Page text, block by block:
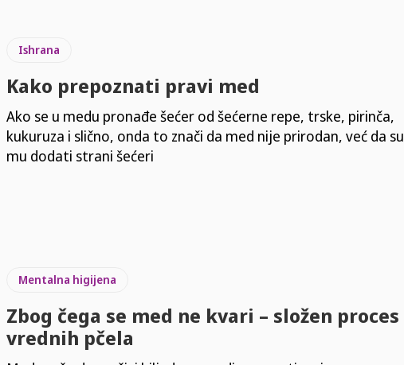
Ishrana
Kako prepoznati pravi med
Ako se u medu pronađe šećer od šećerne repe, trske, pirinča,
kukuruza i slično, onda to znači da med nije prirodan, već da su
mu dodati strani šećeri
Mentalna higijena
Zbog čega se med ne kvari – složen proces
vrednih pčela